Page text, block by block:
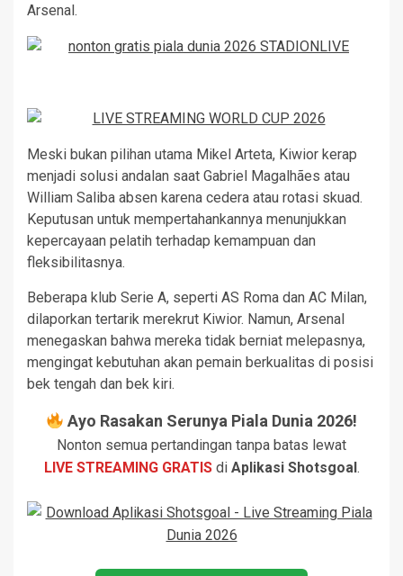
Arsenal.
Meski bukan pilihan utama Mikel Arteta, Kiwior kerap
menjadi solusi andalan saat Gabriel Magalhães atau
William Saliba absen karena cedera atau rotasi skuad.
Keputusan untuk mempertahankannya menunjukkan
kepercayaan pelatih terhadap kemampuan dan
fleksibilitasnya.
Beberapa klub Serie A, seperti AS Roma dan AC Milan,
dilaporkan tertarik merekrut Kiwior. Namun, Arsenal
menegaskan bahwa mereka tidak berniat melepasnya,
mengingat kebutuhan akan pemain berkualitas di posisi
bek tengah dan bek kiri.
Ayo Rasakan Serunya Piala Dunia 2026!
Nonton semua pertandingan tanpa batas lewat
LIVE STREAMING GRATISdi Aplikasi Shotsgoal.